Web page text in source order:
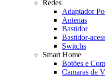
Redes
Adaptador
Antenas
Bastidor
Bastidor-
Switchs
Smart Home
Botões e
Camaras de